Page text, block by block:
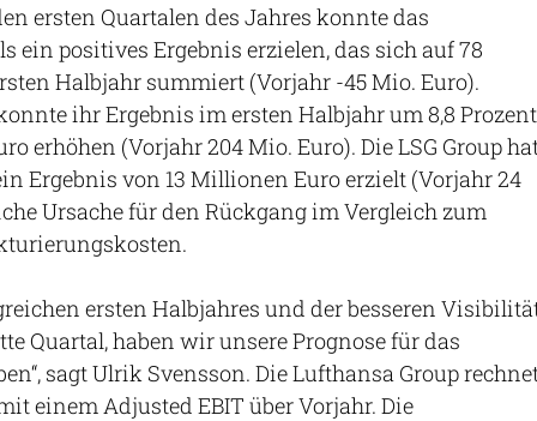
ersten Quartalen des Jahres konnte das
ein positives Ergebnis erzielen, das sich auf 78
Halbjahr summiert (Vorjahr -45 Mio. Euro).
ihr Ergebnis im ersten Halbjahr um 8,8 Prozent
erhöhen (Vorjahr 204 Mio. Euro). Die LSG Group
Ergebnis von 13 Millionen Euro erzielt (Vorjahr 24
Ursache für den Rückgang im Vergleich zum
ersten Halbjahres und der besseren
Quartal, haben wir unsere Prognose für das
sagt Ulrik Svensson. Die Lufthansa Group
einem Adjusted EBIT über Vorjahr. Die